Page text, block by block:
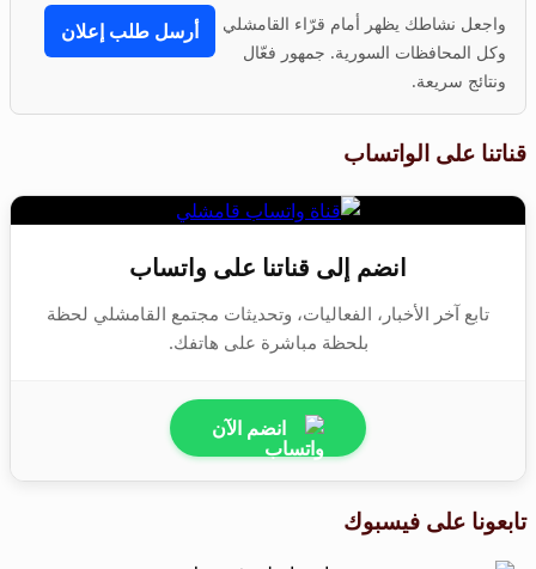
واجعل نشاطك يظهر أمام قرّاء القامشلي
وكل المحافظات السورية. جمهور فعّال
ونتائج سريعة.
أرسل طلب إعلان
قناتنا على الواتساب
انضم إلى قناتنا على واتساب
تابع آخر الأخبار، الفعاليات، وتحديثات مجتمع القامشلي لحظة
بلحظة مباشرة على هاتفك.
انضم الآن
تابعونا على فيسبوك